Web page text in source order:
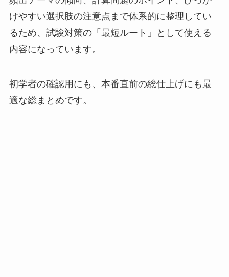
けやすい選択肢の注意点まで体系的に整理してい
るため、試験対策の「最短ルート」として使える
内容になっています。
初学者の確認用にも、本番直前の総仕上げにも最
適な総まとめです。